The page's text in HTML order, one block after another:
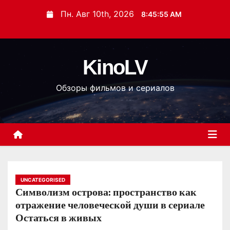
с
Пн. Авг 10th, 2026 8:45:56 AM
KinoLV
Обзоры фильмов и сериалов
UNCATEGORISED
Символизм острова: пространство как
отражение человеческой души в сериале
Остаться в живых